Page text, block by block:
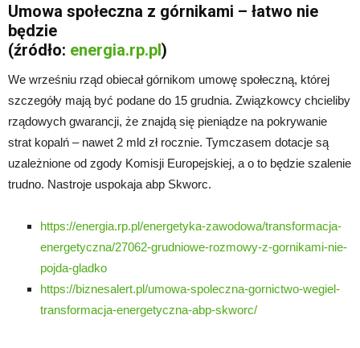
Umowa społeczna z górnikami – łatwo nie
będzie
(źródło: energia.rp.pl)
We wrześniu rząd obiecał górnikom umowę społeczną, której
szczegóły mają być podane do 15 grudnia. Związkowcy chcieliby
rządowych gwarancji, że znajdą się pieniądze na pokrywanie
strat kopalń – nawet 2 mld zł rocznie. Tymczasem dotacje są
uzależnione od zgody Komisji Europejskiej, a o to będzie szalenie
trudno. Nastroje uspokaja abp Skworc.
https://energia.rp.pl/energetyka-zawodowa/transformacja-
energetyczna/27062-grudniowe-rozmowy-z-gornikami-nie-
pojda-gladko
https://biznesalert.pl/umowa-spoleczna-gornictwo-wegiel-
transformacja-energetyczna-abp-skworc/